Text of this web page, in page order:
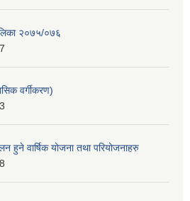
२०७५/०७६
वर्गीकरण)
वार्षिक योजना तथा परियोजनाहरु